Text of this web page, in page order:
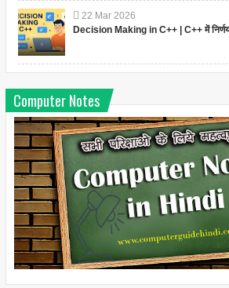
22 Mar 2026
Decision Making in C++ | C++ में
Computer Notes